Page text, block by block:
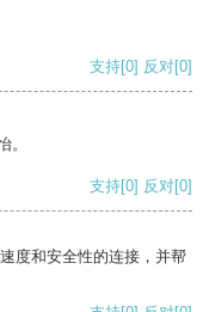
支持[0] 反对[0]
。
支持[0] 反对[0]
度和安全性的连接，并帮